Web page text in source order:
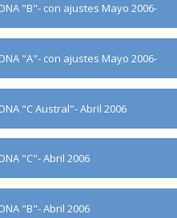
"B"- con ajustes Mayo 2006-
"A"- con ajustes Mayo 2006-
"C Austral"- Abril 2006
"C"- Abril 2006
"B"- Abril 2006